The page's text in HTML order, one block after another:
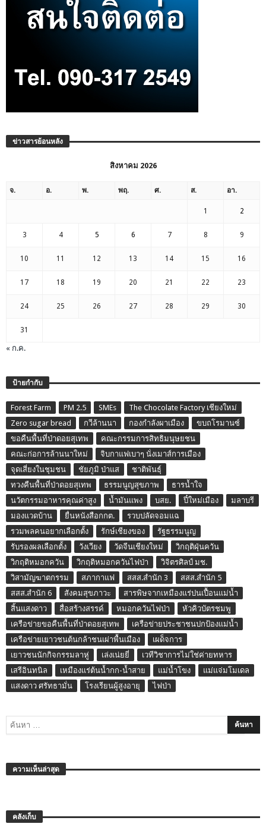
ข่าวสารย้อนหลัง
สิงหาคม 2026
จ. อ. พ. พฤ. ศ. ส. อา.
1 2
3 4 5 6 7 8 9
10 11 12 13 14 15 16
17 18 19 20 21 22 23
24 25 26 27 28 29 30
31
« ก.ค.
ป้ายกำกับ
Forest Farm PM 2.5 SMEs
The Chocolate Factory เชียงใหม่
Zero sugar bread
กวีล้านนา กองกำลังผาเมือง
ขบถโรมานซ์
ขอคืนพื้นที่ป่าดอยสุเทพ
คณะกรรมการสิทธิมนุษยชน
คณะก่อการล้านนาใหม่
จิบกาแฟเบาๆ นั่งเมาส์การเมือง
จุดเสี่ยงในชุมชน
ชัยภูมิ ป่าแส
ชาติพันธุ์
ทวงคืนพื้นที่ป่าดอยสุเทพ
ธรรมนูญสุขภาพ
ธารน้ำใจ
นวัตกรรมอาหารคุณค่าสูง
น้ำมันแพง บสย. ปี๋ใหม่เมือง
มลาบรี
มองแวดบ้าน
ยื่นหนังสือกกต.
รวบปลัดจอมแฉ
รวมพลคนอยากเลือกตั้ง
รักษ์เชียงของ
รัฐธรรมนูญ
รับรองผลเลือกตั้ง
วังเวียง วัดจีนเชียงใหม่
วิกฤติฝุ่นควัน
วิกฤติหมอกควัน
วิกฤติหมอกควันไฟป่า
วิจิตรศิลป์ มช.
วิสามัญฆาตกรรม
สภากาแฟ สสส.สำนัก 3
สสส.สำนัก 5
สสส.สำนัก 6
สังคมสุขภาวะ
สารพิษจากเหมืองแร่ปนเปื้อนแม่น้ำ
สิ้นแสงดาว
สื่อสร้างสรรค์ หมอกควันไฟป่า
หัวคิวบัตรชมพู
เครือข่ายขอคืนพื้นที่ป่าดอยสุเทพ
เครือข่ายประชาชนปกป้องแม่น้ำ
เครือข่ายเยาวชนต้นกล้าชนเผ่าพื้นเมือง
เผด็จการ
เยาวชนนักกิจกรรมลาหู่
เล่งเน่ยยี่
เวทีวิชาการไม่ใช่ค่ายทหาร
เสรีอินทนิล
เหมืองแร่ต้นน้ำกก-น้ำสาย แม่น้ำโขง
แม่แจ่มโมเดล
แสงดาว ศรัทธามั่น
โรงเรียนผู้สูงอายุ ไฟป่า
ความเห็นล่าสุด
คลังเก็บ